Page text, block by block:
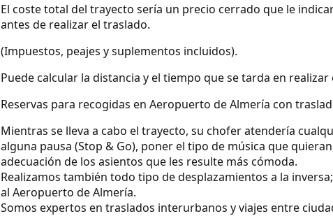
El coste total del trayecto sería un precio cerrado que le
antes de realizar el traslado.
(Impuestos, peajes y suplementos incluidos).
Puede calcular la distancia y el tiempo que se tarda en
Reservas para recogidas en Aeropuerto de Almería con
Mientras se lleva a cabo el trayecto, su chofer atendería
alguna pausa (Stop & Go), poner el tipo de música que
adecuación de los asientos que les resulte más cómoda.
Realizamos también todo tipo de desplazamientos a la
al Aeropuerto de Almería.
Somos expertos en traslados interurbanos y viajes entre